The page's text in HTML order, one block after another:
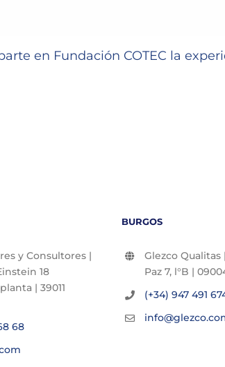
en Fundación COTEC la
y Consultores |
18
| 39011
68
BURGOS
Glezco
Paz 7, l°B |
(+34) 947 491